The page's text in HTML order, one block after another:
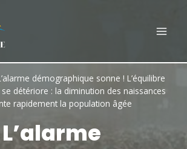
démographique sonne ! L’équilibre
détériore : la diminution des naissances
rapidement la population âgée
L’alarme